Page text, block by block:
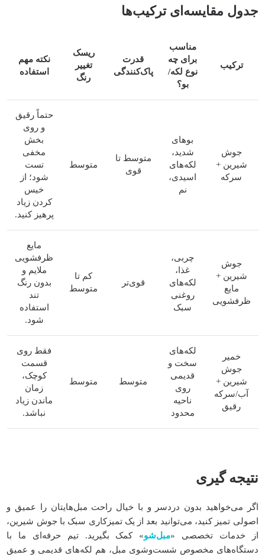
جدول مقایسه‌ای ترکیب‌ها
ترکیب
مناسب
برای چه
نوع لکه/
بو؟
قدرت
پاک‌کنندگی
ریسک
تغییر
رنگ
نکته مهم
استفاده
جوش
شیرین +
سرکه
بوهای
شدید،
لکه‌های
اسیدی،
نم
متوسط تا
قوی
متوسط
حتماً رقیق
و روی
بخش
مخفی
تست
شود؛ از
خیس
کردن زیاد
پرهیز کنید.
جوش
شیرین +
مایع
ظرفشویی
چربی،
غذا،
لکه‌های
روغنی
سبک
قوی‌تر
کم تا
متوسط
مایع
ظرفشویی
ملایم و
بدون رنگ
تند
استفاده
شود.
خمیر
جوش
شیرین +
آب/سرکه
رقیق
لکه‌های
سخت و
قدیمی
روی
ناحیه
محدود
متوسط متوسط
فقط روی
قسمت
کوچک،
زمان
ماندن زیاد
نباشد.
نتیجه گیری
اگر می‌خواهید بدون دردسر و با خیال راحت مبل‌هایتان را عمیق و
اصولی تمیز کنید، می‌توانید بعد از یک تمیزکاری سبک با جوش شیرین،
از خدمات تخصصی «مبل‌شو» کمک بگیرید. تیم حرفه‌ای ما با
دستگاه‌های مخصوص شست‌وشوی مبل، هم لکه‌های قدیمی و عمیق